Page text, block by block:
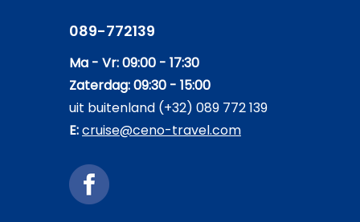
089-772139
Ma - Vr: 09:00 - 17:30
Zaterdag: 09:30 - 15:00
uit buitenland (+32) 089 772 139
E:cruise@ceno-travel.com